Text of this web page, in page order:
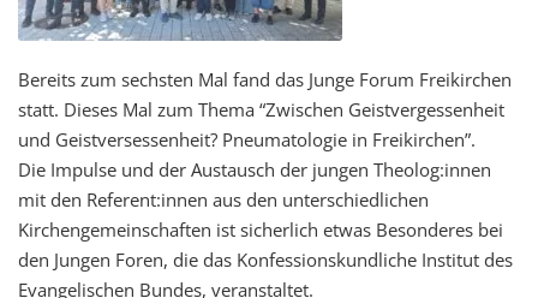
Bereits zum sechsten Mal fand das Junge Forum Freikirchen
statt. Dieses Mal zum Thema “Zwischen Geistvergessenheit
und Geistversessenheit? Pneumatologie in Freikirchen”.
Die Impulse und der Austausch der jungen Theolog:innen
mit den Referent:innen aus den unterschiedlichen
Kirchengemeinschaften ist sicherlich etwas Besonderes bei
den Jungen Foren, die das Konfessionskundliche Institut des
Evangelischen Bundes, veranstaltet.